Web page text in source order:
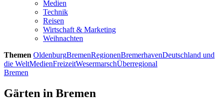
Medien
Technik
Reisen
Wirtschaft & Marketing
Weihnachten
Themen OldenburgBremenRegionenBremerhavenDeutschland und
die WeltMedienFreizeitWesermarschÜberregional
Bremen
Gärten in Bremen